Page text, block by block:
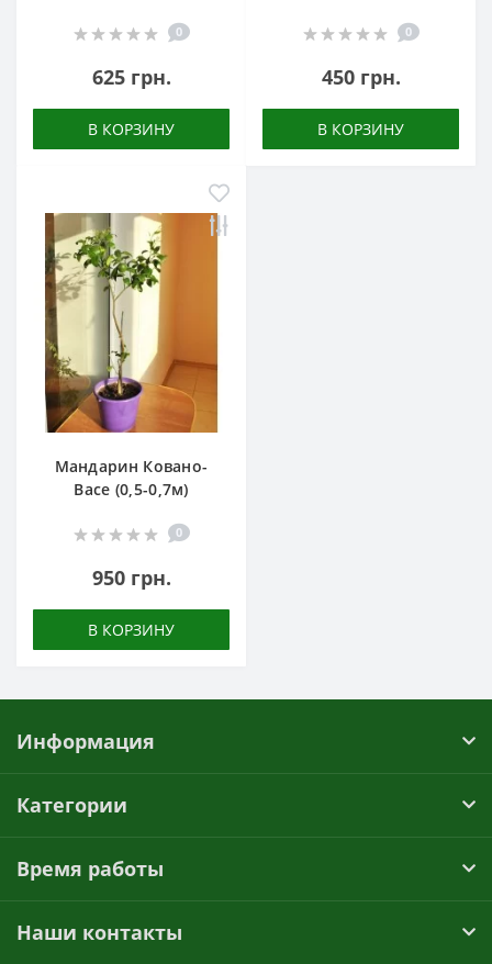
0
625 грн.
В КОРЗИНУ
0
450 грн.
В КОРЗИНУ
Мандарин Ковано-
Васе (0,5-0,7м)
0
950 грн.
В КОРЗИНУ
Информация
Категории
Время работы
Наши контакты